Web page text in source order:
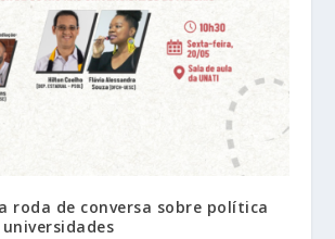
roda de conversa sobre política